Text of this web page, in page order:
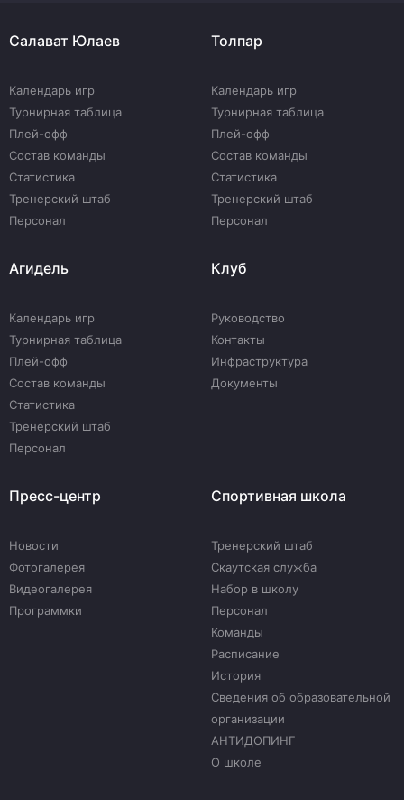
Салават Юлаев
Календарь игр
Турнирная таблица
Плей-офф
Состав команды
Статистика
Тренерский штаб
Персонал
Толпар
Календарь игр
Турнирная таблица
Плей-офф
Состав команды
Статистика
Тренерский штаб
Персонал
Агидель
Календарь игр
Турнирная таблица
Плей-офф
Состав команды
Статистика
Тренерский штаб
Персонал
Клуб
Руководство
Контакты
Инфраструктура
Документы
Пресс-центр
Новости
Фотогалерея
Видеогалерея
Программки
Спортивная школа
Тренерский штаб
Скаутская служба
Набор в школу
Персонал
Команды
Расписание
История
Сведения об образовательной
организации
АНТИДОПИНГ
О школе